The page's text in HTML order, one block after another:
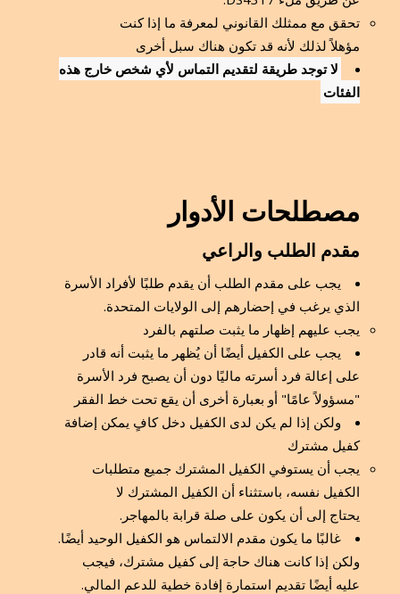
تحقق مع ممثلك القانوني لمعرفة ما إذا كنت
مؤهلاً لذلك لأنه قد تكون هناك سبل أخرى
لا توجد طريقة لتقديم التماس لأي شخص خارج هذه
الفئات
مصطلحات الأدوار
مقدم الطلب والراعي
يجب على مقدم الطلب أن يقدم طلبًا لأفراد الأسرة
الذي يرغب في إحضارهم إلى الولايات المتحدة.
يجب عليهم إظهار ما يثبت صلتهم بالفرد
يجب على الكفيل أيضًا أن يُظهر ما يثبت أنه قادر
على إعالة فرد أسرته ماليًا دون أن يصبح فرد الأسرة
"مسؤولاً عامًا" أو بعبارة أخرى أن يقع تحت خط الفقر
ولكن إذا لم يكن لدى الكفيل دخل كافٍ يمكن إضافة
كفيل مشترك
يجب أن يستوفي الكفيل المشترك جميع متطلبات
الكفيل نفسه، باستثناء أن الكفيل المشترك لا
يحتاج إلى أن يكون على صلة قرابة بالمهاجر.
غالبًا ما يكون مقدم الالتماس هو الكفيل الوحيد أيضًا.
ولكن إذا كانت هناك حاجة إلى كفيل مشترك، فيجب
عليه أيضًا تقديم استمارة إفادة خطية للدعم المالي.